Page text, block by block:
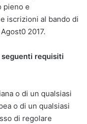
pieno e
iscrizioni al bando di
2017.
requisiti
o di un qualsiasi
o di un qualsiasi
di regolare